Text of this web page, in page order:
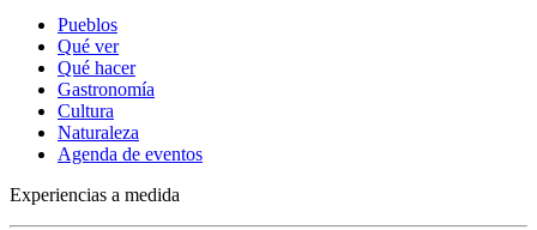
Pueblos
Qué ver
Qué hacer
Gastronomía
Cultura
Naturaleza
Agenda de eventos
Experiencias a medida